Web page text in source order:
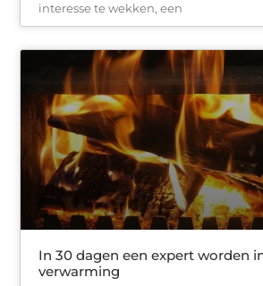
interesse te wekken, een
In 30 dagen een expert worden
verwarming